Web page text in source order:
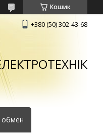
Кошик
+380 (50) 302-43-68
обмен